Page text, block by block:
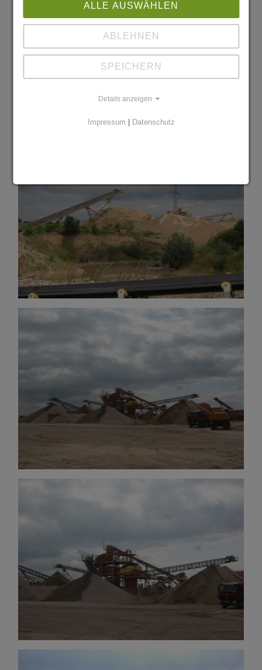
ALLE AUSWÄHLEN
ABLEHNEN
SPEICHERN
Details anzeigen
Impressum Datenschutz